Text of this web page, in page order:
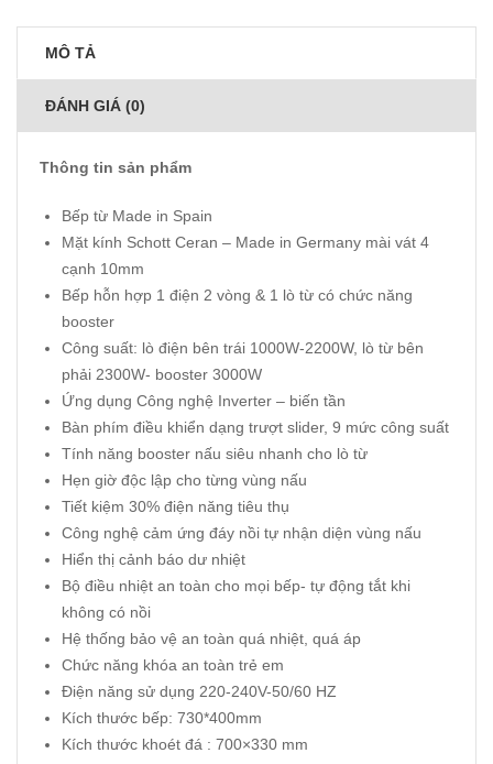
MÔ TẢ
ĐÁNH GIÁ (0)
Thông tin sản phẩm
Bếp từ Made in Spain
Mặt kính Schott Ceran – Made in Germany mài vát 4
cạnh 10mm
Bếp hỗn hợp 1 điện 2 vòng & 1 lò từ có chức năng
booster
Công suất: lò điện bên trái 1000W-2200W, lò từ bên
phải 2300W- booster 3000W
Ứng dụng Công nghệ Inverter – biến tần
Bàn phím điều khiển dạng trượt slider, 9 mức công suất
Tính năng booster nấu siêu nhanh cho lò từ
Hẹn giờ độc lập cho từng vùng nấu
Tiết kiệm 30% điện năng tiêu thụ
Công nghệ cảm ứng đáy nồi tự nhận diện vùng nấu
Hiển thị cảnh báo dư nhiệt
Bộ điều nhiệt an toàn cho mọi bếp- tự động tắt khi
không có nồi
Hệ thống bảo vệ an toàn quá nhiệt, quá áp
Chức năng khóa an toàn trẻ em
Điện năng sử dụng 220-240V-50/60 HZ
Kích thước bếp: 730*400mm
Kích thước khoét đá : 700×330 mm